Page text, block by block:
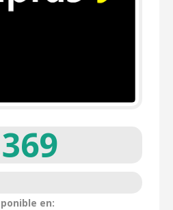
en: